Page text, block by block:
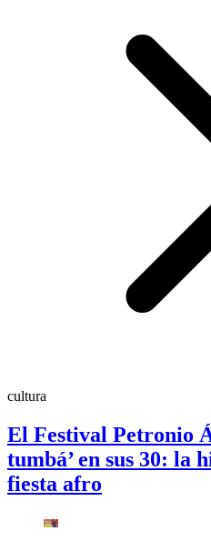
cultura
El Festival Petronio
tumbá’ en sus 30: la
fiesta afro